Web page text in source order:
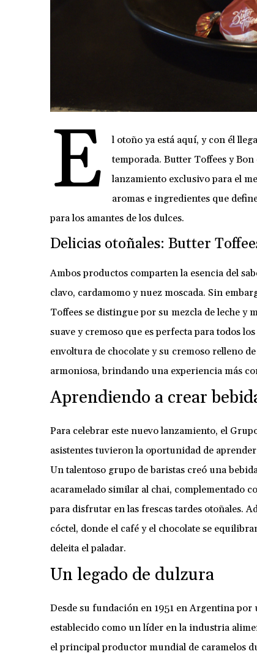
E
l otoño ya está aquí, y con él
temporada. Butter Toffees y
lanzamiento exclusivo para el
aromas e ingredientes que
para los amantes de los dulces.
Delicias otoñales: Butter
Ambos productos comparten la esencia del
clavo, cardamomo y nuez moscada. Sin
Toffees se distingue por su mezcla de leche
suave y cremoso que es perfecta para todos
envoltura de chocolate y su cremoso relleno
armoniosa, brindando una experiencia más
Aprendiendo a crear
Para celebrar este nuevo lanzamiento, el
asistentes tuvieron la oportunidad de
Un talentoso grupo de baristas creó una
acaramelado similar al chai, complementado
para disfrutar en las frescas tardes otoñales.
cóctel, donde el café y el chocolate se
deleita el paladar.
Un legado de dulzura
Desde su fundación en 1951 en Argentina
establecido como un líder en la industria
el principal productor mundial de caramelos